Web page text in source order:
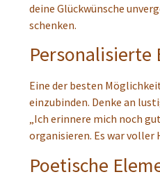
deine Glückwünsche
schenken.
Personalisierte
Eine der besten
einzubinden. Denke an
„Ich erinnere mich noch
organisieren. Es war voller
Poetische